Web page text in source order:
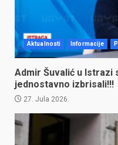
Aktualnosti Informacije
Admir Šuvalić u Istrazi
jednostavno izbrisali!!!
27. Jula 2026.